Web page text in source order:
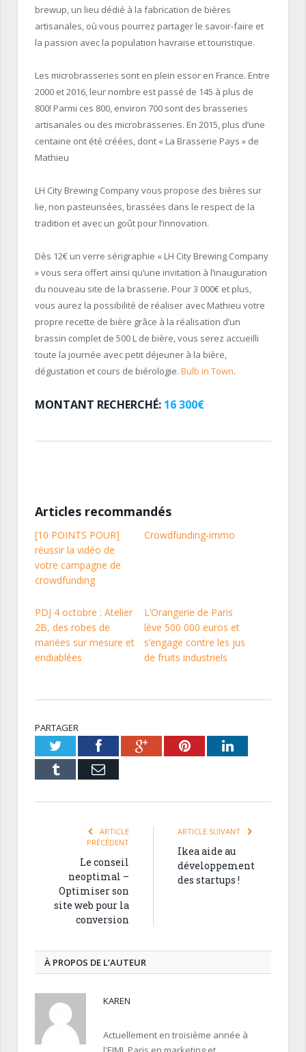
brewup, un lieu dédié à la fabrication de bières
artisanales, où vous pourrez partager le savoir-faire et
la passion avec la population havraise et touristique.
Les microbrasseries sont en plein essor en France. Entre
2000 et 2016, leur nombre est passé de 145 à plus de
800! Parmi ces 800, environ 700 sont des brasseries
artisanales ou des microbrasseries. En 2015, plus d’une
centaine ont été créées, dont « La Brasserie Pays » de
Mathieu
LH City Brewing Company vous propose des bières sur
lie, non pasteurisées, brassées dans le respect de la
tradition et avec un goût pour l’innovation.
Dès 12€ un verre sérigraphie « LH City Brewing Company
» vous sera offert ainsi qu’une invitation à l’inauguration
du nouveau site de la brasserie. Pour 3 000€ et plus,
vous aurez la possibilité de réaliser avec Mathieu votre
propre recette de bière grâce à la réalisation d’un
brassin complet de 500 L de bière, vous serez accueilli
toute la journée avec petit déjeuner à la bière,
dégustation et cours de biérologie. Bulb in Town.
MONTANT RECHERCHÉ: 16 300€
Articles recommandés
[10 POINTS POUR]
réussir la vidéo de
votre campagne de
crowdfunding
Crowdfunding-immo
PDJ 4 octobre : Atelier
2B, des robes de
mariées sur mesure et
endiablées
L’Orangerie de Paris
lève 500 000 euros et
s’engage contre les jus
de fruits industriels
PARTAGER
TwitterFacebookGoogle+PinterestLinkedIn
Tumblr Email
ARTICLE
PRÉCÉDENT
Le conseil
neoptimal –
Optimiser son
site web pour la
conversion
ARTICLE SUIVANT
Ikea aide au
développement
des startups !
À PROPOS DE L’AUTEUR
KAREN
Actuellement en troisième année à